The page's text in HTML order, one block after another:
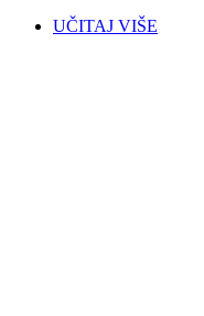
UČITAJ VIŠE